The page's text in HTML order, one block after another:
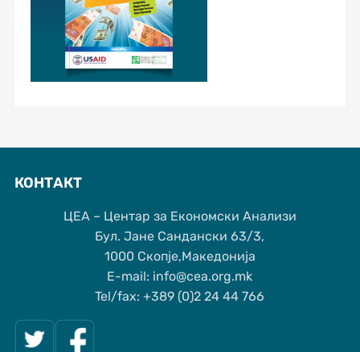
КОНТАКТ
ЦЕА – Центар за Економски Анализи
Бул. Јане Сандански 63/3,
1000 Скопје,Македонија
Е-mail: info@cea.org.mk
Tel/fax: +389 (0)2 24 44 766